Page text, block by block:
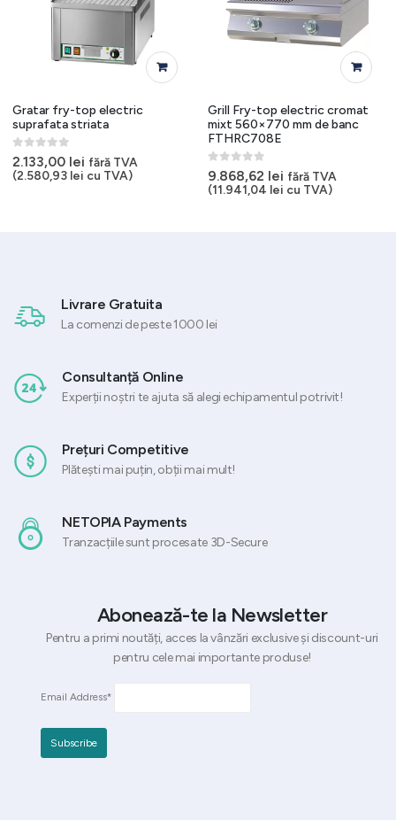
Gratar fry-top electric
suprafata striata
0out of 5
2.133,00 lei fără TVA
(2.580,93 lei cu TVA)
Grill Fry-top electric cromat
mixt 560×770 mm de banc
FTHRC708E
0out of 5
9.868,62 lei fără TVA
(11.941,04 lei cu TVA)
Livrare Gratuita
La comenzi de peste 1000 lei
Consultanță Online
Experții noștri te ajuta să alegi echipamentul potrivit!
Prețuri Competitive
Plătești mai puțin, obții mai mult!
NETOPIA Payments
Tranzacțiile sunt procesate 3D-Secure
Abonează-te la Newsletter
Pentru a primi noutăți, acces la vânzări exclusive și discount-uri
pentru cele mai importante produse!
Email Address*